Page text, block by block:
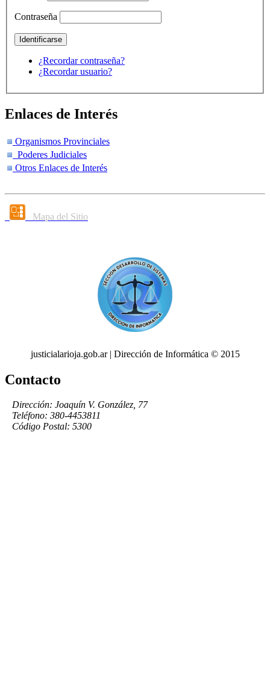
Contraseña
¿Recordar contraseña?
¿Recordar usuario?
Enlaces de Interés
Organismos Provinciales
Poderes Judiciales
Otros Enlaces de Interés
Mapa del Sitio
justicialarioja.gob.ar | Dirección de Informática © 2015
Contacto
Dirección: Joaquín V. González, 77
Teléfono: 380-4453811
Código Postal: 5300